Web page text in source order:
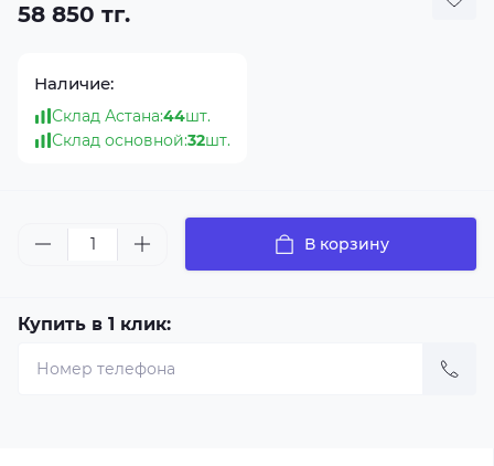
58 850 тг.
Наличие:
Склад Астана:44шт.
Склад основной:32шт.
В корзину
Купить в 1 клик: